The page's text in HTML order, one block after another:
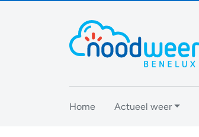
Home Actueel weer